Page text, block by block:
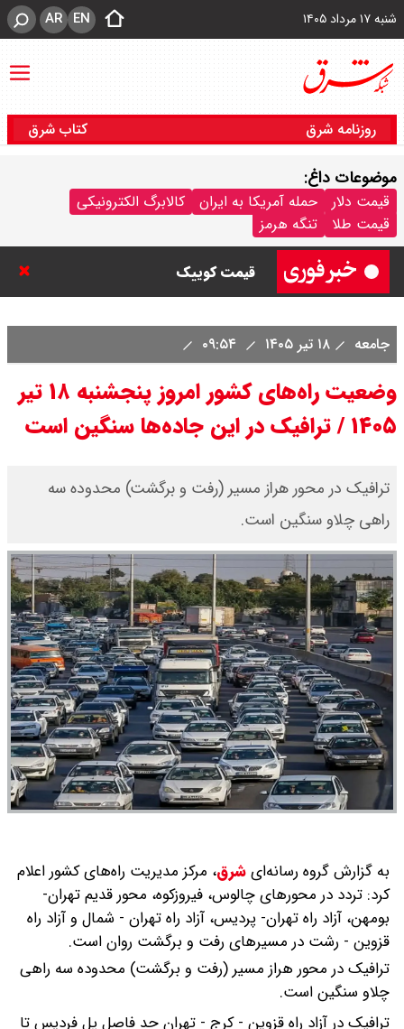
شنبه ۱۷ مرداد ۱۴۰۵ EN
AR
روزنامه شرق کتاب شرق
موضوعات داغ:
قیمت دلار حمله آمریکا به ایران
کالابرگ الکترونیکی
قیمت طلا
تنگه هرمز
قیمت خودرو امروز شنبه ۱۷ مرداد
قیمت کوییک
مرداد ۱۴۰۵ / قیمت اطلس چند؟ +
جدول
قیمت محصولات ایران خودرو امروز
شنبه ۱۷ مرداد ۱۴۰۵ / قیمت دنا چند ؟
+ جدول
ثبت نام سایپا از امروز ۱۷ مرداد ۱۴۰۵
آغاز شد / خرید کوییک با پیش
پرداخت ۵۰۰ میلیون تومان + لینک
شاخص بورس امروز شنبه ۱۷ مرداد
۱۴۰۵ / شاخص افزایشی شد + تحلیل
جامعه ۱۸ تیر ۱۴۰۵
وضعیت راه‌های کشور امروز پنجشنبه ۱۸ تیر
۱۴۰۵ / ترافیک در این جاده‌ها سنگین است
ترافیک در محور هراز مسیر (رفت و برگشت) محدوده سه
راهی چلاو سنگین است.
به گزارش گروه رسانه‌ایشرق، مرکز مدیریت راه‌های کشور اعلام
کرد: تردد در محورهای چالوس، فیروزکوه، محور قدیم تهران-
بومهن، آزاد راه تهران- پردیس، آزاد راه تهران - شمال و آزاد راه
قزوین - رشت در مسیرهای رفت و برگشت روان است.
ترافیک در محور هراز مسیر (رفت و برگشت) محدوده سه راهی
چلاو سنگین است.
ترافیک در آزاد راه قزوین - کرج - تهران حد فاصل پل فردیس تا